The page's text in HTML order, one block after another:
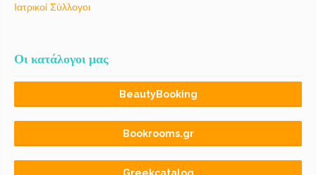
Ιατρικοί Σύλλογοι
Οι κατάλογοι μας
BeautyBooking
Bookrooms.gr
Greekcatalog